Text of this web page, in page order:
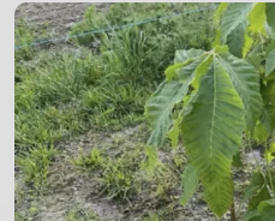
Das Bergsteiger auch feiern
Rottal-Neumarkt-Sankt-Veit
gestellt!
mehr erfahren